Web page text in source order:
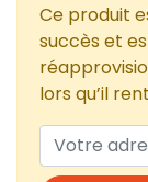
Ce produit
succès et
lors qu’il